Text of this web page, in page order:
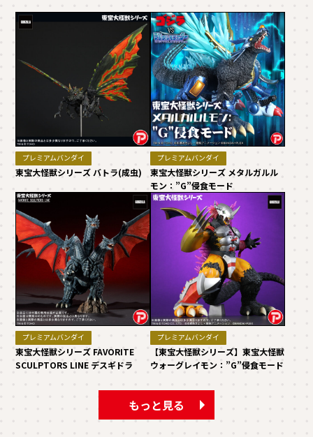
プレミアムバンダイ
東宝大怪獣シリーズ バトラ(成虫)
プレミアムバンダイ
東宝大怪獣シリーズ メタルガルル
モン：”G”侵食モード
プレミアムバンダイ
東宝大怪獣シリーズ FAVORITE
SCULPTORS LINE デスギドラ
プレミアムバンダイ
【東宝大怪獣シリーズ】東宝大怪獣
ウォーグレイモン：”G”侵食モード
もっと見る